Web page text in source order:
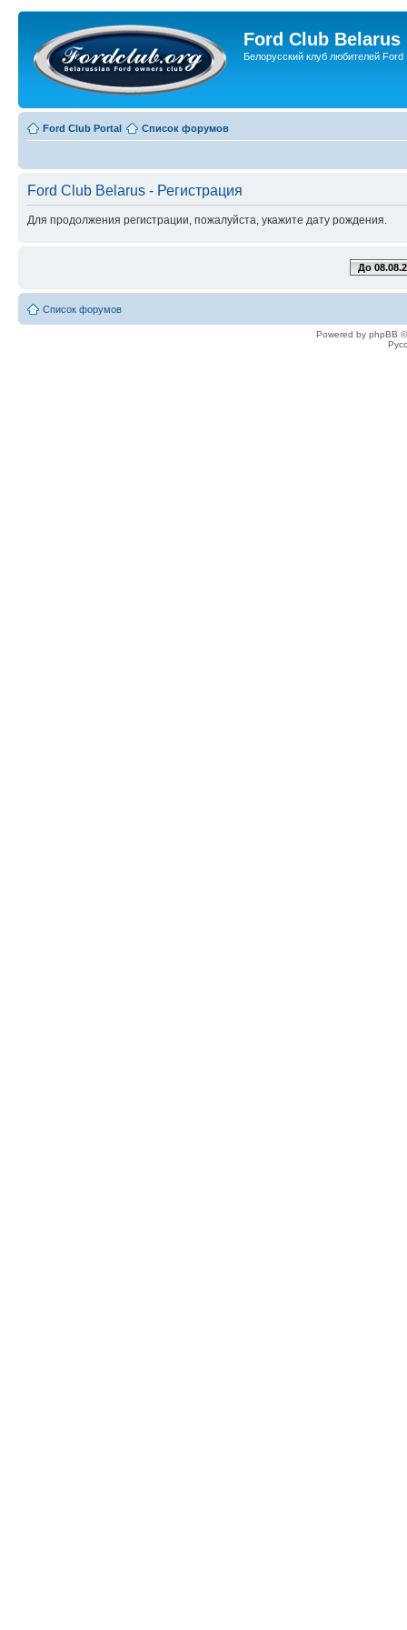
Ford Club Belarus
Белорусский клуб любителей Ford
Ford Club Portal Список форумов
Ford Club Belarus - Регистрация
Для продолжения регистрации, пожалуйста, укажите дату рождения.
До
Список форумов
Powered by phpBB